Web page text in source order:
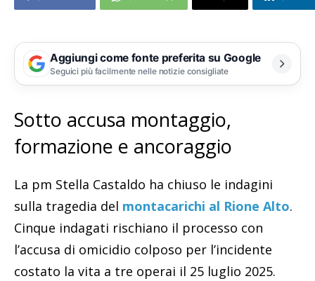
Aggiungi come fonte preferita su Google
Seguici più facilmente nelle notizie consigliate
Sotto accusa montaggio,
formazione e ancoraggio
La pm Stella Castaldo ha chiuso le indagini
sulla tragedia del montacarichi al Rione Alto.
Cinque indagati rischiano il processo con
l’accusa di omicidio colposo per l’incidente
costato la vita a tre operai il 25 luglio 2025.